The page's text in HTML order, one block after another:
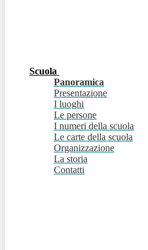
Scuola
Panoramica
Presentazione
I luoghi
Le persone
I numeri della scuola
Le carte della scuola
Organizzazione
La storia
Contatti